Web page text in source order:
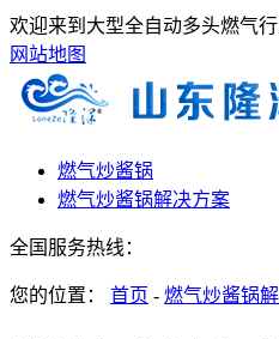
欢迎来到大型全自动多头燃气
网站地图
燃气炒酱锅
燃气炒酱锅解决方案
全国服务热线：
您的位置： 首页 - 燃气炒酱锅